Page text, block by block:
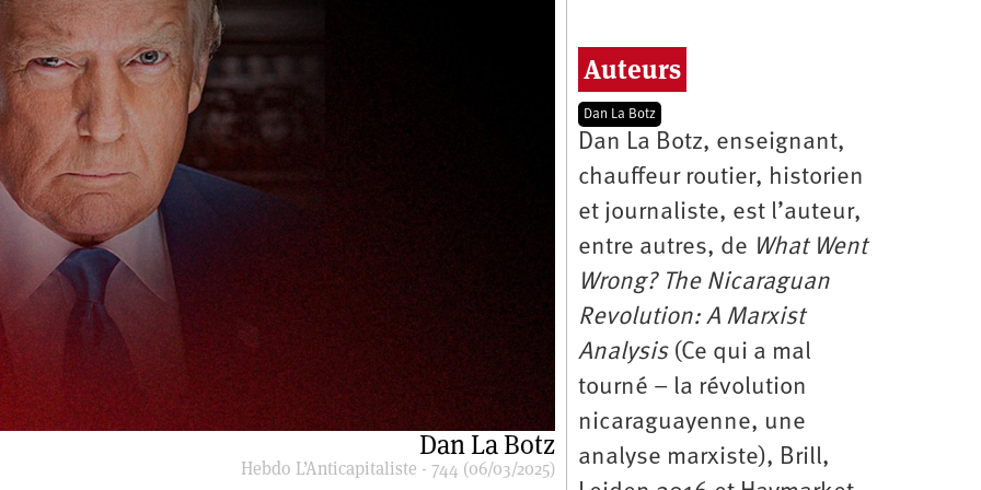
Dan La Botz
Hebdo L’Anticapitaliste - 744 (06/03/2025)
Auteurs
Dan La Botz
Dan La Botz, enseignant,
chauffeur routier, historien
et journaliste, est l’auteur,
entre autres, de What Went
Wrong? The Nicaraguan
Revolution: A Marxist
Analysis(Ce qui a mal
tourné – la révolution
nicaraguayenne, une
analyse marxiste), Brill,